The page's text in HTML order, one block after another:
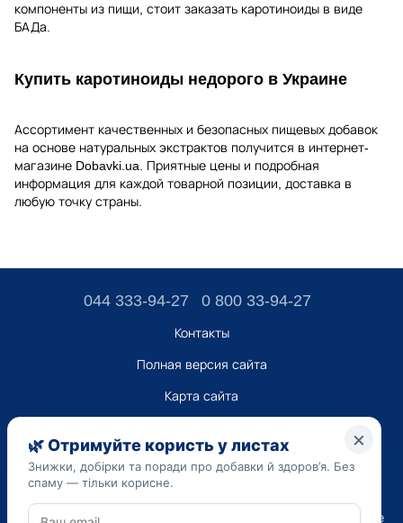
компоненты из пищи, стоит заказать каротиноиды в виде
БАДа.
Купить каротиноиды недорого в Украине
Ассортимент качественных и безопасных пищевых добавок
на основе натуральных экстрактов получится в интернет-
магазине Dobavki.ua. Приятные цены и подробная
информация для каждой товарной позиции, доставка в
любую точку страны.
044 333-94-27 0 800 33-94-27
Контакты
Полная версия сайта
Карта сайта
Код ЄДРПОУ 45223262
Дата регистрации 14.09.2023
Приведенная на сайте dobavki.ua информация носит
исключительно ознакомительный характер. Не используйте